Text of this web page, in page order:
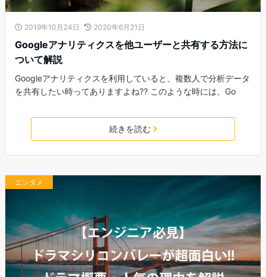
2019年10月24日 2020年6月21日
Googleアナリティクスを他ユーザーと共有する方法に
ついて解説
Googleアナリティクスを利用していると、複数人で分析データ
を共有したい時ってありますよね?? このような時には、Go
続きを読む
エンタメ